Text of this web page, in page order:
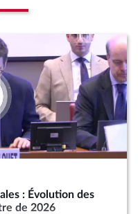
: Évolution des
de 2026